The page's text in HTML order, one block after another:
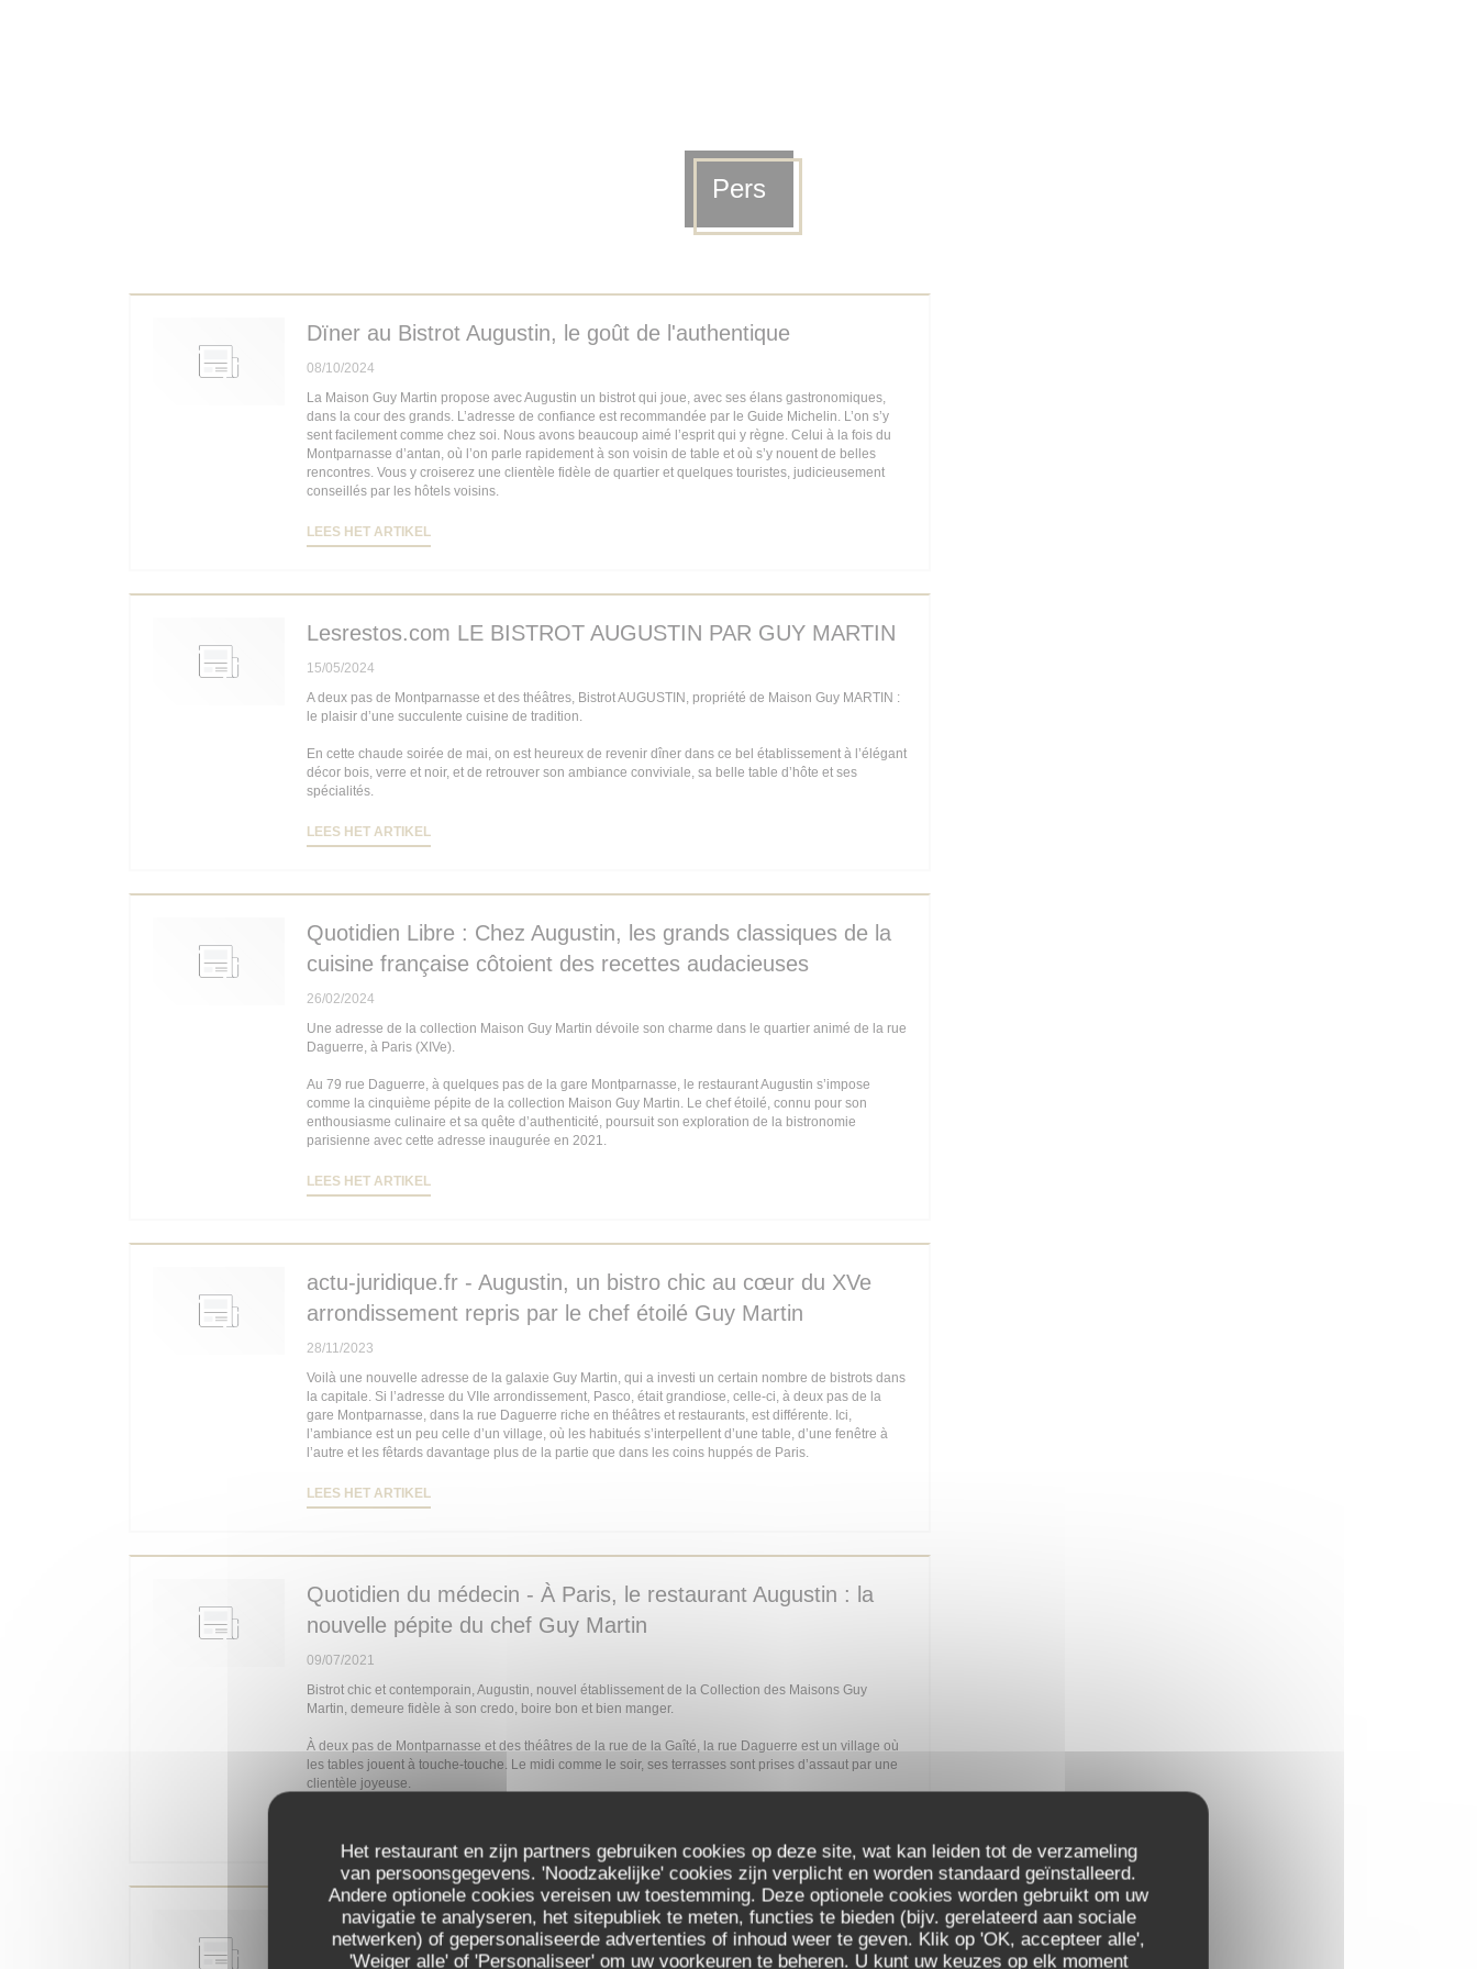
Het restaurant en zijn partners gebruiken cookies op deze site, wat kan leiden tot de verzameling
van persoonsgegevens. 'Noodzakelijke' cookies zijn verplicht en worden standaard geïnstalleerd.
Andere optionele cookies vereisen uw toestemming. Deze optionele cookies worden gebruikt om uw
navigatie te analyseren, het sitepubliek te meten, functies te bieden (bijv. gerelateerd aan sociale
netwerken) of gepersonaliseerde advertenties of inhoud weer te geven. Klik op 'OK, accepteer alle',
'Weiger alle' of 'Personaliseer' om uw voorkeuren te beheren. U kunt uw keuzes op elk moment
Pers
Dïner au Bistrot Augustin, le goût de l'authentique
08/10/2024
La Maison Guy Martin propose avec Augustin un bistrot qui joue, avec ses élans gastronomiques,
dans la cour des grands. L’adresse de confiance est recommandée par le Guide Michelin. L’on s’y
sent facilement comme chez soi. Nous avons beaucoup aimé l’esprit qui y règne. Celui à la fois du
Montparnasse d’antan, où l’on parle rapidement à son voisin de table et où s’y nouent de belles
rencontres. Vous y croiserez une clientèle fidèle de quartier et quelques touristes, judicieusement
conseillés par les hôtels voisins.
LEES HET ARTIKEL
Lesrestos.com LE BISTROT AUGUSTIN PAR GUY MARTIN
15/05/2024
A deux pas de Montparnasse et des théâtres, Bistrot AUGUSTIN, propriété de Maison Guy MARTIN :
le plaisir d’une succulente cuisine de tradition.
En cette chaude soirée de mai, on est heureux de revenir dîner dans ce bel établissement à l’élégant
décor bois, verre et noir, et de retrouver son ambiance conviviale, sa belle table d’hôte et ses
spécialités.
LEES HET ARTIKEL
Quotidien Libre : Chez Augustin, les grands classiques de la
cuisine française côtoient des recettes audacieuses
26/02/2024
Une adresse de la collection Maison Guy Martin dévoile son charme dans le quartier animé de la rue
Daguerre, à Paris (XIVe).
Au 79 rue Daguerre, à quelques pas de la gare Montparnasse, le restaurant Augustin s’impose
comme la cinquième pépite de la collection Maison Guy Martin. Le chef étoilé, connu pour son
enthousiasme culinaire et sa quête d’authenticité, poursuit son exploration de la bistronomie
parisienne avec cette adresse inaugurée en 2021.
LEES HET ARTIKEL
actu-juridique.fr - Augustin, un bistro chic au cœur du XVe
arrondissement repris par le chef étoilé Guy Martin
28/11/2023
Voilà une nouvelle adresse de la galaxie Guy Martin, qui a investi un certain nombre de bistrots dans
la capitale. Si l’adresse du VIIe arrondissement, Pasco, était grandiose, celle-ci, à deux pas de la
gare Montparnasse, dans la rue Daguerre riche en théâtres et restaurants, est différente. Ici,
l’ambiance est un peu celle d’un village, où les habitués s’interpellent d’une table, d’une fenêtre à
l’autre et les fêtards davantage plus de la partie que dans les coins huppés de Paris.
LEES HET ARTIKEL
Quotidien du médecin - À Paris, le restaurant Augustin : la
nouvelle pépite du chef Guy Martin
09/07/2021
Bistrot chic et contemporain, Augustin, nouvel établissement de la Collection des Maisons Guy
Martin, demeure fidèle à son credo, boire bon et bien manger.
À deux pas de Montparnasse et des théâtres de la rue de la Gaîté, la rue Daguerre est un village où
les tables jouent à touche-touche. Le midi comme le soir, ses terrasses sont prises d’assaut par une
clientèle joyeuse.
Paris 14e : Deyres dure chez Augustin
03/07/2021